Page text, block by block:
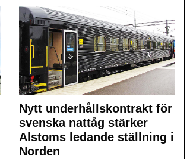
Nytt underhållskontrakt för
svenska nattåg stärker
Alstoms ledande ställning i
Norden